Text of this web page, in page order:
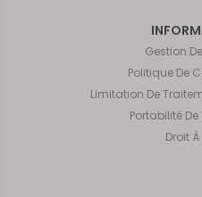
Gestion
Politique De
Limitation De
Portabilité
Droit À